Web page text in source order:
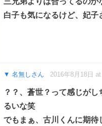
白子も気になるけど、妃子
名無しさん 2016年8月18日
？？、蒼世？って感じが
るいな笑
でもまぁ、古川くんに期待